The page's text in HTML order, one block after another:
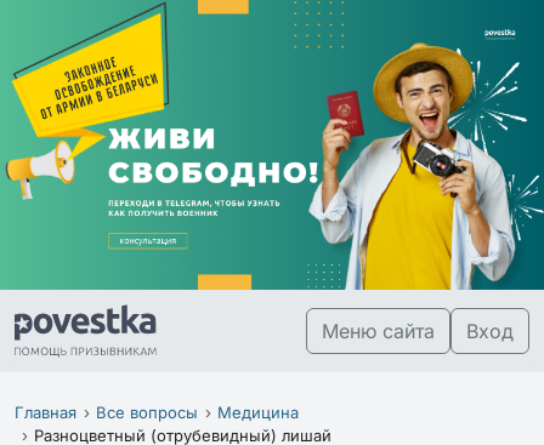
Меню сайта Вход
Главная Все вопросы
Медицина
Разноцветный (отрубевидный) лишай